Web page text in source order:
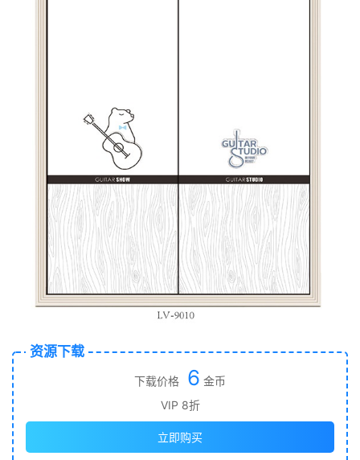
资源下载
下载价格 6 金币
VIP 8折
立即购买